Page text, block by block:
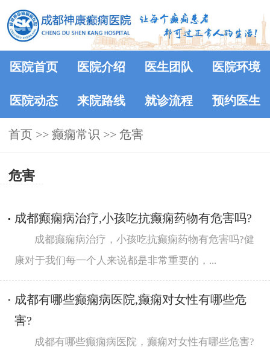
医院首页 医院介绍 医生团队 医院环境
医院动态 来院路线 就诊流程 预约医生
首页 >> 癫痫常识 >> 危害
危害
成都癫痫病治疗,小孩吃抗癫痫药物有危害吗?
成都癫痫病治疗，小孩吃抗癫痫药物有危害吗?健
康对于我们每一个人来说都是非常重要的，...
成都有哪些癫痫病医院,癫痫对女性有哪些危
害?
成都有哪些癫痫病医院，癫痫对女性有哪些危害?